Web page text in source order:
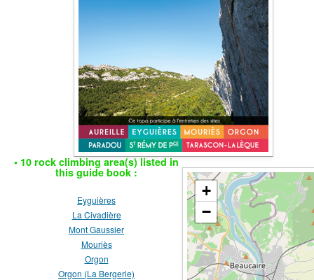
• 10 rock climbing area(s) listed in
this guide book :
Eyguières
La Civadière
Mont Gaussier
Mouriès
Orgon
Orgon (La Bergerie)
+
−